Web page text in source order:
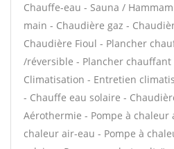
Chauffe-eau - Sauna /
main - Chaudière gaz -
Chaudière Fioul - Plancher
/réversible - Plancher
Climatisation - Entretien
- Chauffe eau solaire -
Aérothermie - Pompe à chaleur
chaleur air-eau - Pompe à